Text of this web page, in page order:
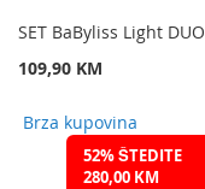
SET BaByliss Light DUO
109,90 KM
Brza kupovina
52% ŠTEDITE
280,00 KM